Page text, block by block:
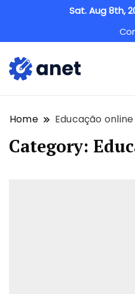
Sat. Aug 8th,
Home Educação online
Category: